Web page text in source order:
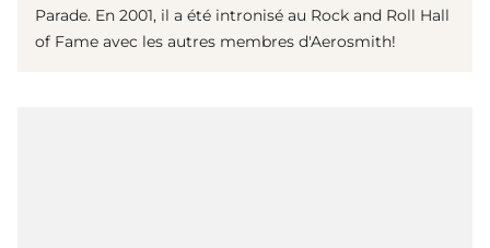
Parade. En 2001, il a été intronisé au Rock and Roll Hall
of Fame avec les autres membres d'Aerosmith!